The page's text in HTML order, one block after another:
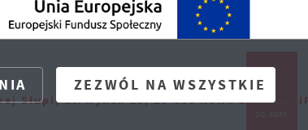
Rynek 15, 26-006 Nowa Słupia, NIP: 661-16-
2ClickPortal®- Portale nowej generacji
ZEZWÓL NA WSZYSTKIE